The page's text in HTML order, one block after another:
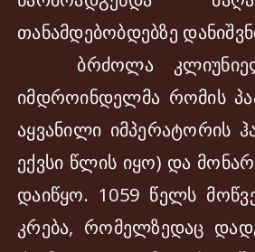
თანამდებობდებზე
ბრძოლა
იმდროინდელმა რომის
აყვანილი იმპერატორის
ექვსი წლის იყო) და
დაიწყო. 1059 წელს
კრება, რომელზედაც